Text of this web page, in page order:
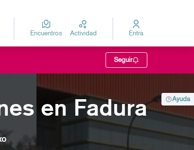
idioma Encuentros Actividad Entra
Seguir
Ayuda
en Fadura